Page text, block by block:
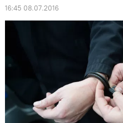
16:45 08.07.2016